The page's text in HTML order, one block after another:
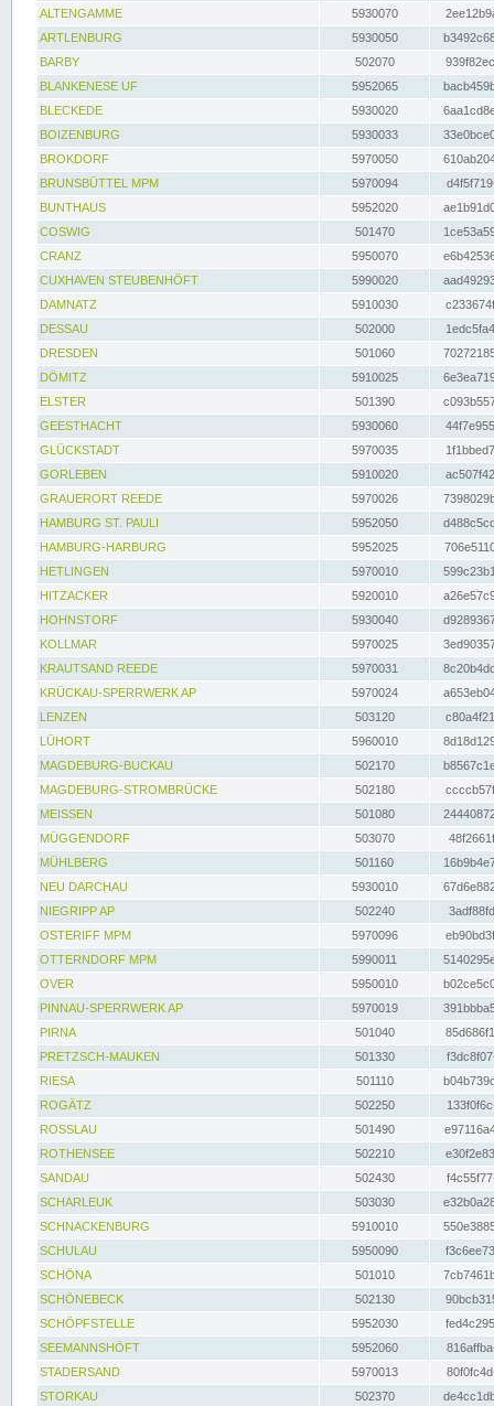
ALTENGAMME
5930070
ARTLENBURG
5930050
BARBY
502070
BLANKENESE UF
5952065
BLECKEDE
5930020
BOIZENBURG
5930033
BROKDORF
5970050
BRUNSBÜTTEL MPM
5970094
BUNTHAUS
5952020
COSWIG
501470
CRANZ
5950070
CUXHAVEN STEUBENHÖFT
5990020
DAMNATZ
5910030
DESSAU
502000
DRESDEN
501060
DÖMITZ
5910025
ELSTER
501390
GEESTHACHT
5930060
GLÜCKSTADT
5970035
GORLEBEN
5910020
GRAUERORT REEDE
5970026
HAMBURG ST. PAULI
5952050
HAMBURG-HARBURG
5952025
HETLINGEN
5970010
HITZACKER
5920010
HOHNSTORF
5930040
KOLLMAR
5970025
KRAUTSAND REEDE
5970031
KRÜCKAU-SPERRWERK AP
5970024
LENZEN
503120
LÜHORT
5960010
MAGDEBURG-BUCKAU
502170
MAGDEBURG-STROMBRÜCKE
502180
MEISSEN
501080
MÜGGENDORF
503070
MÜHLBERG
501160
NEU DARCHAU
5930010
NIEGRIPP AP
502240
OSTERIFF MPM
5970096
OTTERNDORF MPM
5990011
OVER
5950010
PINNAU-SPERRWERK AP
5970019
PIRNA
501040
PRETZSCH-MAUKEN
501330
RIESA
501110
ROGÄTZ
502250
ROSSLAU
501490
ROTHENSEE
502210
SANDAU
502430
SCHARLEUK
503030
SCHNACKENBURG
5910010
SCHULAU
5950090
SCHÖNA
501010
SCHÖNEBECK
502130
SCHÖPFSTELLE
5952030
SEEMANNSHÖFT
5952060
STADERSAND
5970013
STORKAU
502370